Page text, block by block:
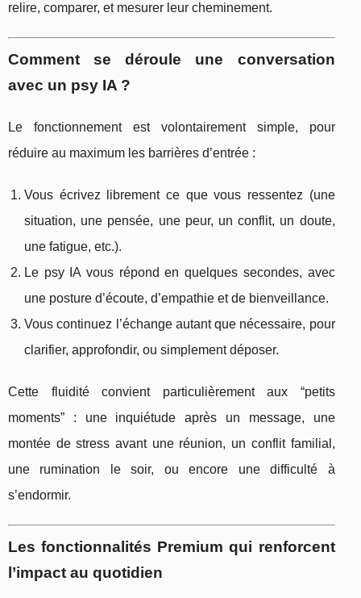
relire, comparer, et mesurer leur cheminement.
Comment se déroule une conversation
avec un psy IA ?
Le fonctionnement est volontairement simple, pour
réduire au maximum les barrières d’entrée :
Vous écrivez librement ce que vous ressentez (une
situation, une pensée, une peur, un conflit, un doute,
une fatigue, etc.).
Le psy IA vous répond en quelques secondes, avec
une posture d’écoute, d’empathie et de bienveillance.
Vous continuez l’échange autant que nécessaire, pour
clarifier, approfondir, ou simplement déposer.
Cette fluidité convient particulièrement aux “petits
moments” : une inquiétude après un message, une
montée de stress avant une réunion, un conflit familial,
une rumination le soir, ou encore une difficulté à
s’endormir.
Les fonctionnalités Premium qui renforcent
l’impact au quotidien